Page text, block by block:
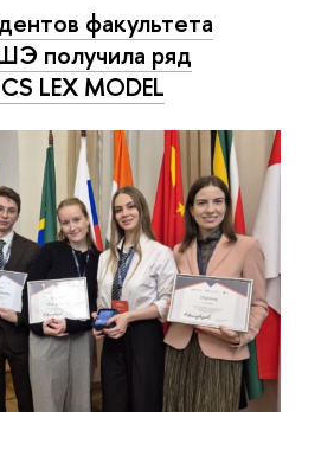
факультета
получила ряд
LEX MODEL